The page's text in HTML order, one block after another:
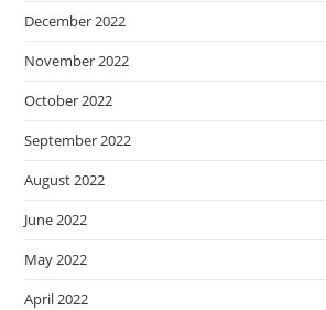
December 2022
November 2022
October 2022
September 2022
August 2022
June 2022
May 2022
April 2022